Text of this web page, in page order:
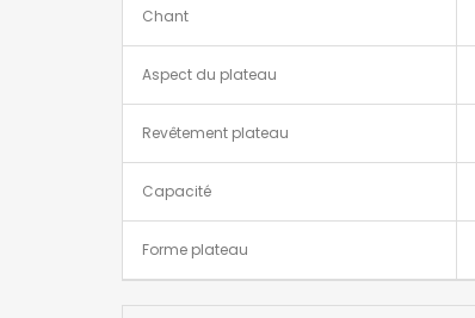
Chant
Aspect du plateau
Revêtement plateau
Capacité
Forme plateau